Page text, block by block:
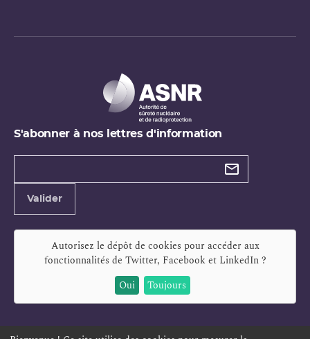
S'abonner à nos lettres d'information
Types de
Valider
Autorisez le dépôt de cookies pour accéder aux
fonctionnalités de Twitter, Facebook et LinkedIn?
Oui
Toujours